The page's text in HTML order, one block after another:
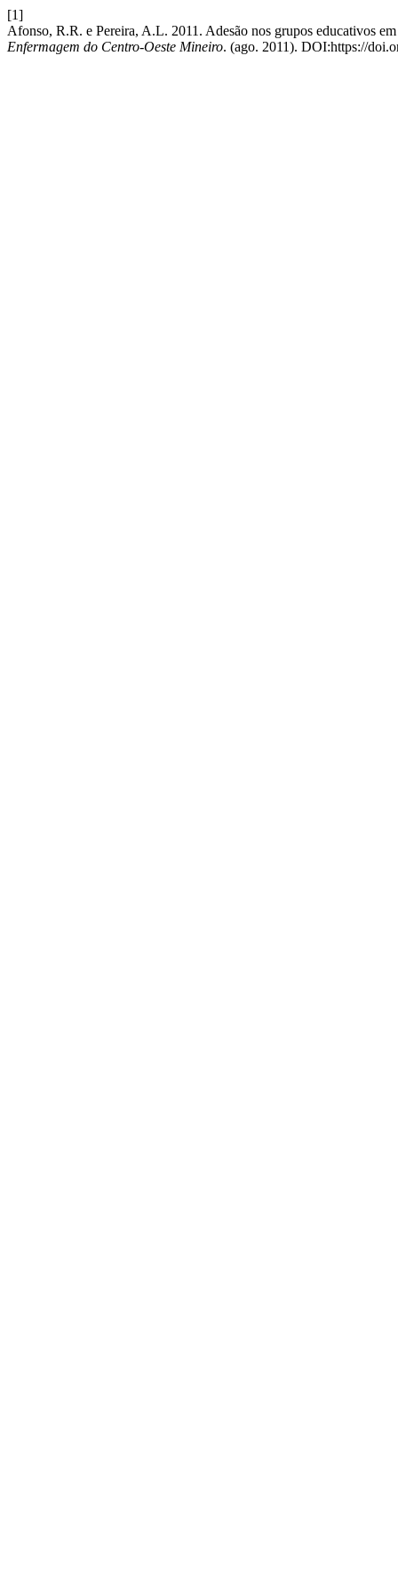
[1]
Afonso, R.R. e Pereira, A.L. 2011. Adesão nos grupos educativos
Enfermagem do Centro-Oeste Mineiro. (ago. 2011). DOI:https://